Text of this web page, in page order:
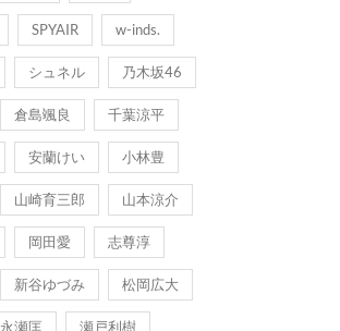
SPYAIR w-inds.
シュネル 乃木坂46
倉島颯良 千葉涼平
安蘭けい 小林豊
山崎育三郎 山本涼介
岡田愛 志尊淳
新谷ゆづみ 松岡広大
永瀬匡 瀬戸利樹